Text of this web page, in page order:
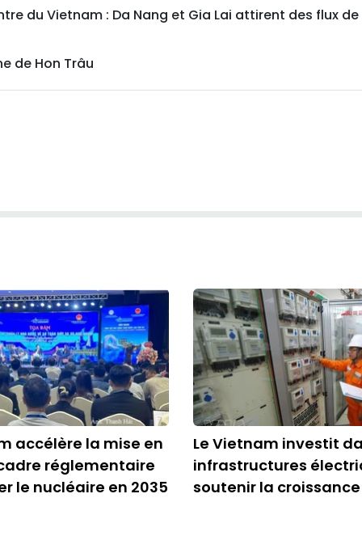
du Vietnam : Da Nang et Gia Lai attirent des flux de
de Hon Trâu
accélère la mise en
réglementaire
le nucléaire en 2035
Le Vietnam investit
infrastructures
soutenir la croissance